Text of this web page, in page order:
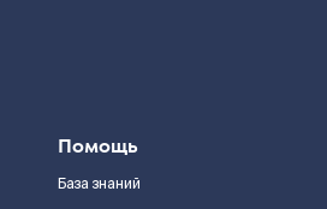
Помощь
База знаний